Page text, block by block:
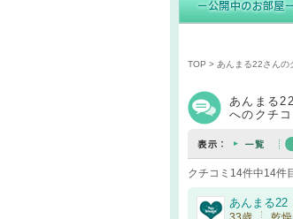
TOP > あんまる22さんの
あんまる22
へのクチコ
クチコミ14件中14件
あんまる22